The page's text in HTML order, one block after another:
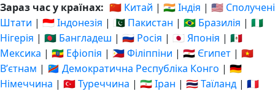
Зараз час у країнах: 🇨🇳 Китай | 🇮🇳 Індія | 🇺🇸 Сполучені
Штати | 🇮🇩 Індонезія | 🇵🇰 Пакистан | 🇧🇷 Бразилія | 🇳🇬
Нігерія | 🇧🇩 Бангладеш | 🇷🇺 Росія | 🇯🇵 Японія | 🇲🇽
Мексика | 🇪🇹 Ефіопія | 🇵🇭 Філіппіни | 🇪🇬 Єгипет | 🇻🇳
Вʼєтнам | 🇨🇩 Демократична Республіка Конго | 🇩🇪
Німеччина | 🇹🇷 Туреччина | 🇮🇷 Іран | 🇹🇭 Таїланд | 🇫🇷